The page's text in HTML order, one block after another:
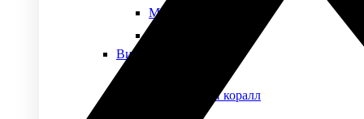
Моховой агат
Виды камней
Окаменелый коралл